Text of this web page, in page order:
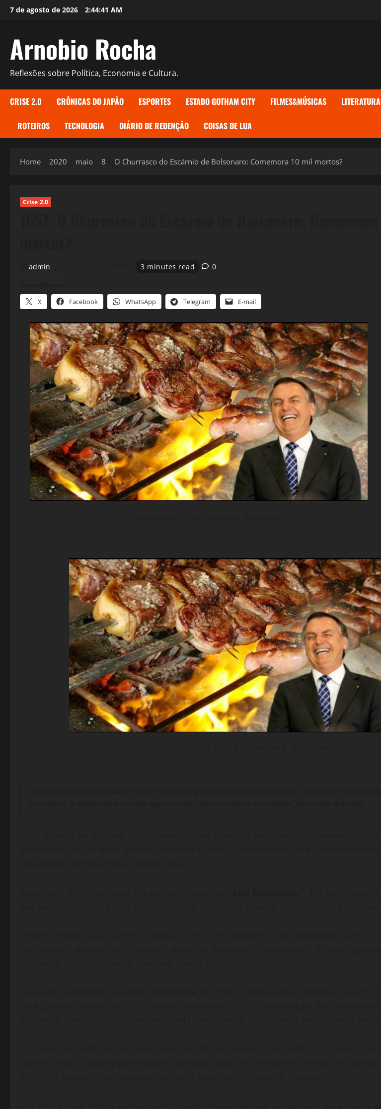
Skip7 de agosto de 2026 2:44:42 AM
Arnobio Rocha
Reflexões sobre Política, Economia e Cultura.
CRISE 2.0 CRÔNICAS DO JAPÃO ESPORTES ESTADO GOTHAM CITY FILMES&MÚSICAS LITERATURA
ROTEIROS TECNOLOGIA DIÁRIO DE REDENÇÃO COISAS DE LUA
Home 2020 maio 8 O Churrasco do Escárnio de Bolsonaro: Comemora 10 mil mortos?
Crise 2.0
admin 3 minutes read 0
X Facebook WhatsApp Telegram E-mail